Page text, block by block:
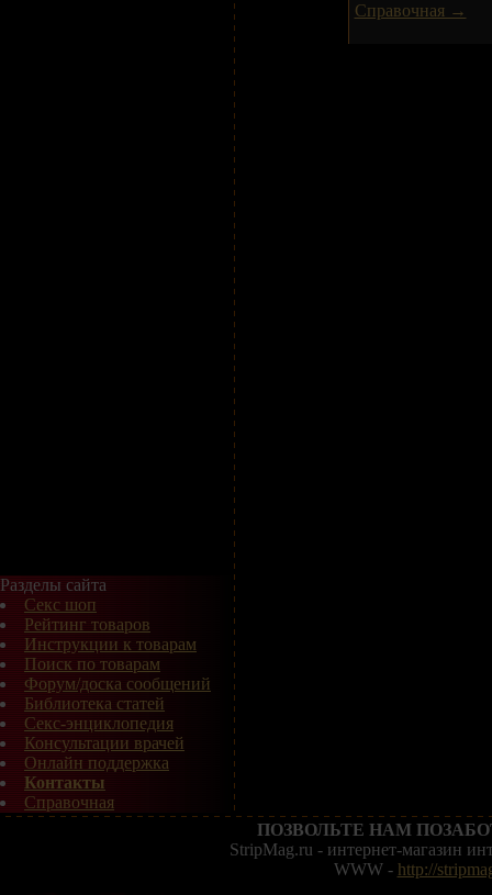
Разделы сайта
Секс шоп
Рейтинг товаров
Инструкции к товарам
Поиск по товарам
Форум/доска сообщений
Библиотека статей
Секс-энциклопедия
Консультации врачей
Онлайн поддержка
Контакты
Справочная
Справочная →
ПОЗВОЛЬТЕ НАМ
StripMag.ru - интернет-магазин
WWW - http://